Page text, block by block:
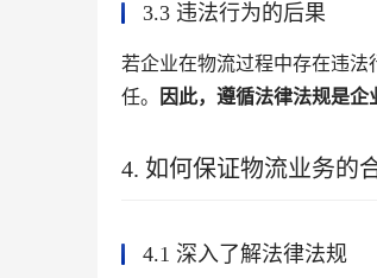
3.3 违法行为的后果
若企业在物流过程中存在违
任。
因此，遵循法律法规是企
4. 如何保证物流业务的
4.1 深入了解法律法规